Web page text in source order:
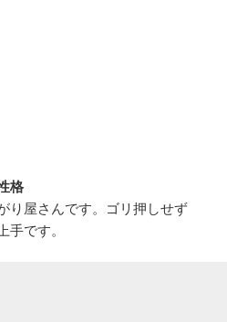
格
り屋さんです。ゴリ押しせず
手です。